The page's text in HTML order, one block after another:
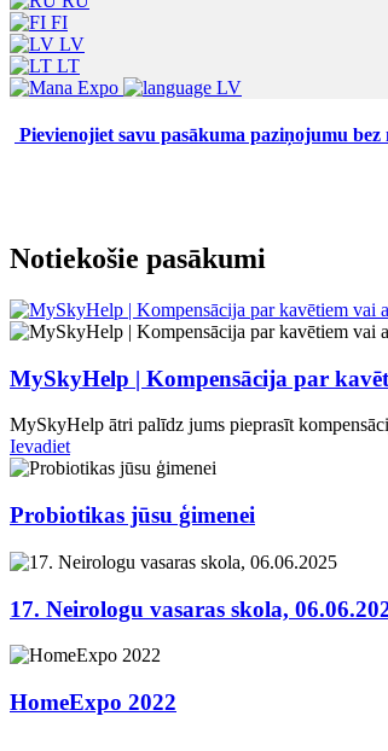
FI
LV
LT
LV
Pievienojiet savu pasākuma paziņojumu bez
Notiekošie pasākumi
MySkyHelp | Kompensācija par
MySkyHelp ātri palīdz jums pieprasīt
Ievadiet
Probiotikas jūsu ģimenei
17. Neirologu vasaras skola,
HomeExpo 2022